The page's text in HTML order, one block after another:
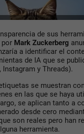
de sus
Mark Zuckerberg
a identificar el
de IA que se
y Threads).
se muestran
en las que se haya
se aplican tanto a
desde cero
son reales pero han
herramienta.